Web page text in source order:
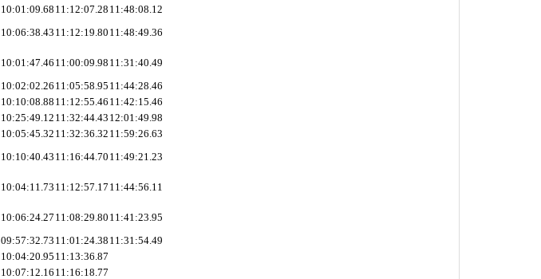
10:01:09.68 11:12:07.28 11:48:08.12
10:06:38.43 11:12:19.80 11:48:49.36
10:01:47.46 11:00:09.98 11:31:40.49
10:02:02.26 11:05:58.95 11:44:28.46
10:10:08.88 11:12:55.46 11:42:15.46
10:25:49.12 11:32:44.43 12:01:49.98
10:05:45.32 11:32:36.32 11:59:26.63
10:10:40.43 11:16:44.70 11:49:21.23
10:04:11.73 11:12:57.17 11:44:56.11
10:06:24.27 11:08:29.80 11:41:23.95
09:57:32.73 11:01:24.38 11:31:54.49
10:04:20.95 11:13:36.87
10:07:12.16 11:16:18.77